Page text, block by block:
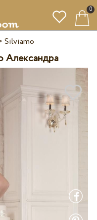
0
Silviamo
Александра